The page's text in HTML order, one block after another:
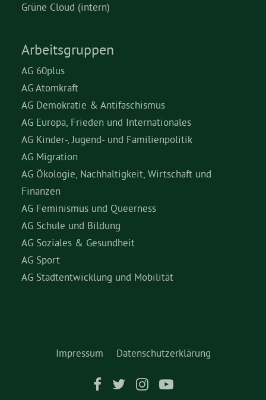
Grüne Cloud (intern)
Arbeitsgruppen
AG 60plus
AG Atomkraft
AG Demokratie & Antifaschismus
AG Europa, Frieden und Internationales
AG Kinder-, Jugend- und Familienpolitik
AG Migration
AG Ökologie, Nachhaltigkeit, Wirtschaft und
Finanzen
AG Feminismus und Queerness
AG Schule und Bildung
AG Soziales & Gesundheit
AG Sport
AG Stadtentwicklung und Mobilität
Impressum Datenschutzerklärung